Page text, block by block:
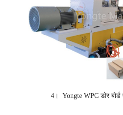
4। Yongte WPC डोर